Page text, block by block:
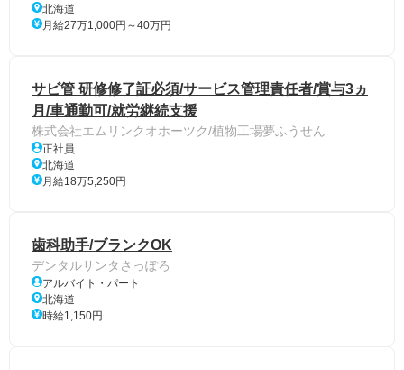
北海道
月給27万1,000円～40万円
サビ管 研修修了証必須/サービス管理責任者/賞与3ヵ
月/車通勤可/就労継続支援
株式会社エムリンクオホーツク/植物工場夢ふうせん
正社員
北海道
月給18万5,250円
歯科助手/ブランクOK
デンタルサンタさっぽろ
アルバイト・パート
北海道
時給1,150円